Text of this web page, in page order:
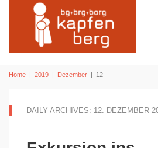
Home | 2019 | Dezember | 12
DAILY ARCHIVES: 12. DEZEMBER